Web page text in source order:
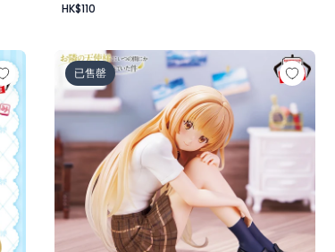
HK$110
ョイフルマーチング～vol.1
お隣の天使様にいつの間にか駄目人間にさ
已售罄